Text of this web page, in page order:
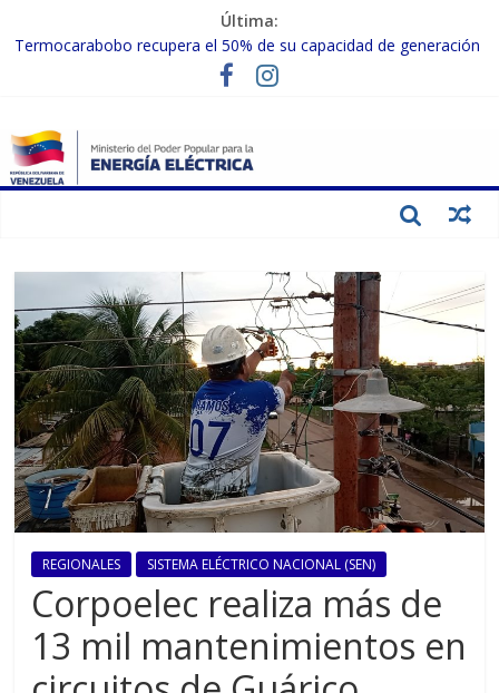
Última:
Termocarabobo recupera el 50% de su capacidad de generación
MPPEE avanza en la recuperación de infraestructuras eléctricas
Gobierno Nacional coordina acciones con el sector privado para
fortalecer el SEN ante el «Súper Niño»
Inspeccionan trabajos de rehabilitación en instalaciones del SEN
REGIONALES SISTEMA ELÉCTRICO NACIONAL (SEN)
Corpoelec realiza más de
13 mil mantenimientos en